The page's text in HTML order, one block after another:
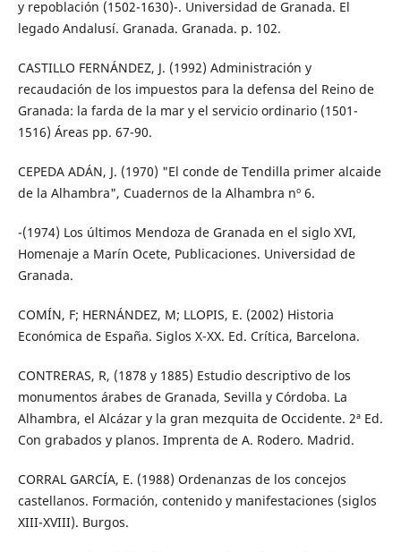
y repoblación (1502-1630)-. Universidad de Granada. El
legado Andalusí. Granada. Granada. p. 102.
CASTILLO FERNÁNDEZ, J. (1992) Administración y
recaudación de los impuestos para la defensa del Reino de
Granada: la farda de la mar y el servicio ordinario (1501-
1516) Áreas pp. 67-90.
CEPEDA ADÁN, J. (1970) "El conde de Tendilla primer alcaide
de la Alhambra", Cuadernos de la Alhambra nº 6.
-(1974) Los últimos Mendoza de Granada en el siglo XVI,
Homenaje a Marín Ocete, Publicaciones. Universidad de
Granada.
COMÍN, F; HERNÁNDEZ, M; LLOPIS, E. (2002) Historia
Económica de España. Siglos X-XX. Ed. Crítica, Barcelona.
CONTRERAS, R, (1878 y 1885) Estudio descriptivo de los
monumentos árabes de Granada, Sevilla y Córdoba. La
Alhambra, el Alcázar y la gran mezquita de Occidente. 2ª Ed.
Con grabados y planos. Imprenta de A. Rodero. Madrid.
CORRAL GARCÍA, E. (1988) Ordenanzas de los concejos
castellanos. Formación, contenido y manifestaciones (siglos
XIII-XVIII). Burgos.